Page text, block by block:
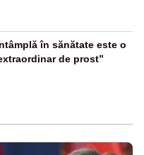
în sănătate este o
de prost”